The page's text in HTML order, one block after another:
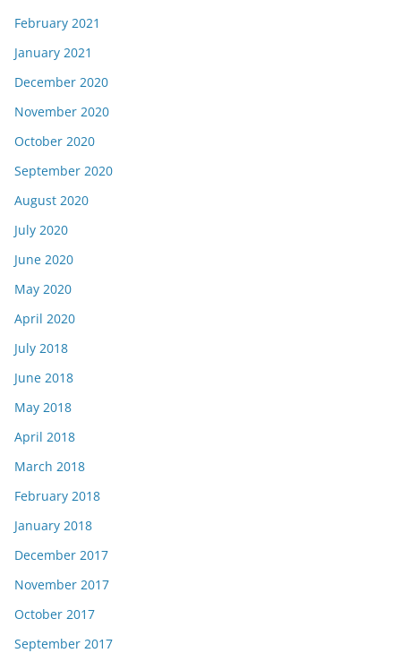
February 2021
January 2021
December 2020
November 2020
October 2020
September 2020
August 2020
July 2020
June 2020
May 2020
April 2020
July 2018
June 2018
May 2018
April 2018
March 2018
February 2018
January 2018
December 2017
November 2017
October 2017
September 2017